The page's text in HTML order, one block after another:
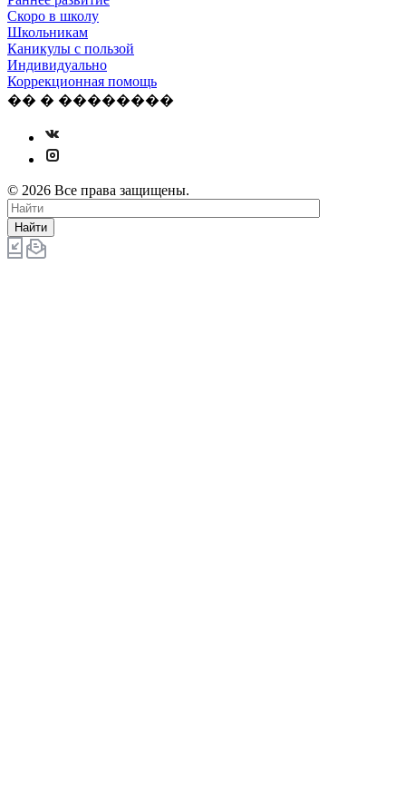
Скоро в школу
Школьникам
Каникулы с пользой
Индивидуально
Коррекционная помощь
�� � ��������
© 2026 Все права защищены.
Найти